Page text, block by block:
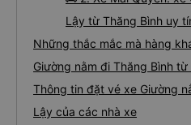
Lậy từ Thăng Bình uy
Những thắc mắc mà hàng
Giường nằm đi Thăng Bình từ
Thông tin đặt vé xe Giường
Lậy của các nhà xe